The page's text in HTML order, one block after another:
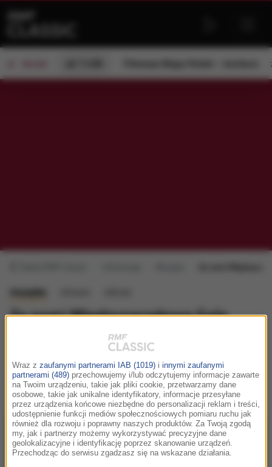
muzyka
Za nami Międzynarodowa Gala
niedziela, 17 maja 2026 (00:43)
Muzyka z najgłośniejszych seriali ostatnich lat
wybrzmiała w pełnej, koncertowej skali.
Wraz z zaufanymi partnerami IAB (1019) i innymi zaufanymi
partnerami (489) przechowujemy i/lub odczytujemy informacje zawarte
na Twoim urządzeniu, takie jak pliki cookie, przetwarzamy dane
osobowe, takie jak unikalne identyfikatory, informacje przesyłane
przez urządzenia końcowe niezbędne do personalizacji reklam i treści,
udostępnienie funkcji mediów społecznościowych pomiaru ruchu jak
również dla rozwoju i poprawny naszych produktów. Za Twoją zgodą
my, jak i partnerzy możemy wykorzystywać precyzyjne dane
geolokalizacyjne i identyfikację poprzez skanowanie urządzeń.
Przechodząc do serwisu zgadzasz się na wskazane działania.